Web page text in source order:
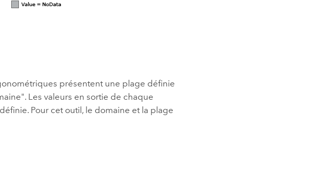
présentent une plage définie
Les valeurs en sortie de chaque
Pour cet outil, le domaine et la plage